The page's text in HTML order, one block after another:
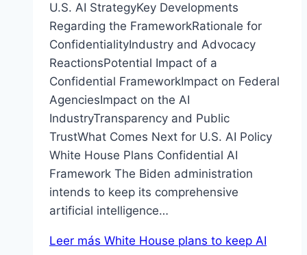
U.S. AI StrategyKey Developments
Regarding the FrameworkRationale for
ConfidentialityIndustry and Advocacy
ReactionsPotential Impact of a
Confidential FrameworkImpact on Federal
AgenciesImpact on the AI
IndustryTransparency and Public
TrustWhat Comes Next for U.S. AI Policy
White House Plans Confidential AI
Framework The Biden administration
intends to keep its comprehensive
artificial intelligence…
Leer más White House plans to keep AI